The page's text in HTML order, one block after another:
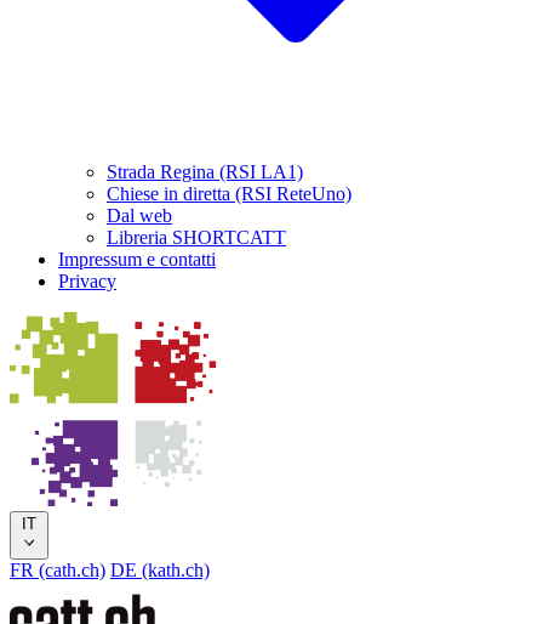
Strada Regina (RSI LA1)
Chiese in diretta (RSI ReteUno)
Dal web
Libreria SHORTCATT
Impressum e contatti
Privacy
IT
FR (cath.ch) DE (kath.ch)